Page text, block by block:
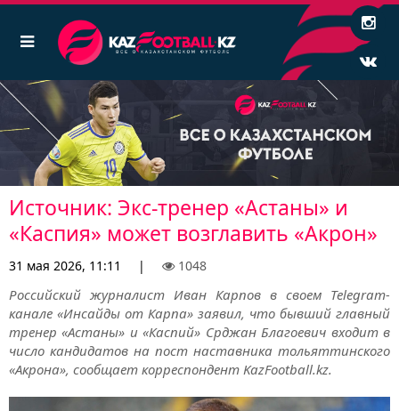
Источник: Экс-тренер «Астаны» и
«Каспия» может возглавить «Акрон»
31 мая 2026, 11:11 | 1048
Российский журналист Иван Карпов в своем Telegram-
канале «Инсайды от Карпа» заявил, что бывший главный
тренер «Астаны» и «Каспий» Срджан Благоевич входит в
число кандидатов на пост наставника тольяттинского
«Акрона», сообщает корреспондент KazFootball.kz.